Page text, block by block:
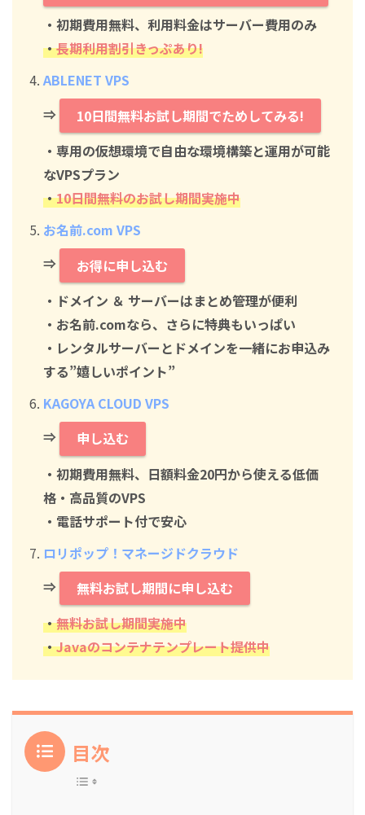
・初期費用無料、利用料金はサーバー費用のみ
・長期利用割引きっぷあり!
ABLENET VPS
⇒
10日間無料お試し期間でためしてみる!
・専用の仮想環境で自由な環境構築と運用が可能
なVPSプラン
・10日間無料のお試し期間実施中
お名前.com VPS
⇒
お得に申し込む
・ドメイン ＆ サーバーはまとめ管理が便利
・お名前.comなら、さらに特典もいっぱい
・レンタルサーバーとドメインを一緒にお申込み
する”嬉しいポイント”
KAGOYA CLOUD VPS
⇒
申し込む
・初期費用無料、日額料金20円から使える低価
格・高品質のVPS
・電話サポート付で安心
ロリポップ！マネージドクラウド
⇒
無料お試し期間に申し込む
・無料お試し期間実施中
・Javaのコンテナテンプレート提供中
目次